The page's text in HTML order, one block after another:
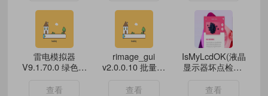
雷电模拟器
V9.1.70.0 绿色版
查看
rimage_gui
v2.0.0.10 批量无
中文绿色版
查看
IsMyLcdOK(液晶
显示器坏点检测)
查看